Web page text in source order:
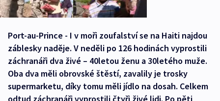
Port-au-Prince - I v moři zoufalství se na Haiti najdou
záblesky naděje. V neděli po 126 hodinách vyprostili
záchranáři dva živé – 40letou ženu a 30letého muže.
Oba dva měli obrovské štěstí, zavalily je trosky
supermarketu, díky tomu měli jídlo na dosah. Celkem